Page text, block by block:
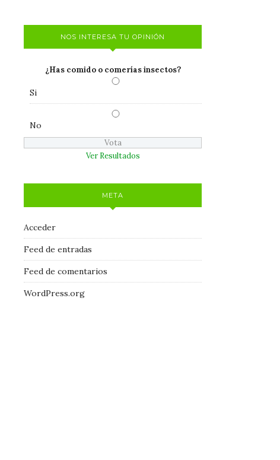
NOS INTERESA TU OPINIÓN
¿Has comido o comerías insectos?
Si
No
Ver Resultados
META
Acceder
Feed de entradas
Feed de comentarios
WordPress.org